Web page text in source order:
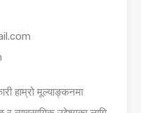
हाम्रो मूल्याङ्कनमा